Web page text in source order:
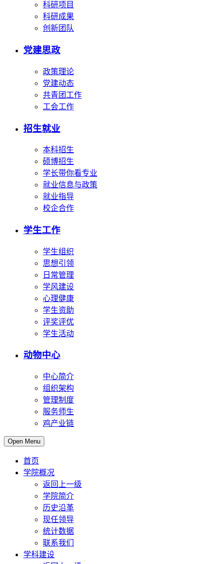
科研项目
科研成果
创新团队
党建思政
政策理论
党建动态
共青团工作
工会工作
招生就业
本科招生
硕博招生
学长带你看专业
就业信息与政策
就业指导
校企合作
学生工作
学生组织
思想引领
日常管理
学风建设
心理健康
学生资助
评奖评优
学生活动
动物中心
中心简介
组织架构
管理制度
服务师生
鸡产业链
Open Menu
首页
学院概况
返回上一级
学院简介
历史沿革
现任领导
统计数据
联系我们
学科建设